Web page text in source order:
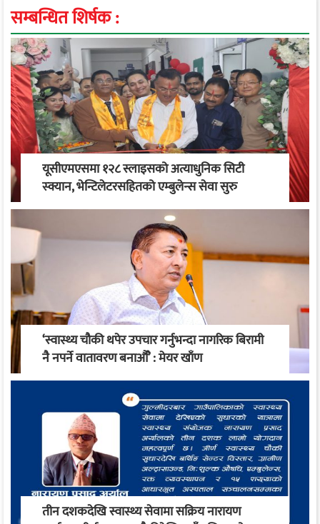
सम्बन्धित शिर्षक :
यूसीएमएसमा १२८ स्लाइसको अत्याधुनिक सिटी
स्क्यान, भेन्टिलेटरसहितको एम्बुलेन्स सेवा सुरु
‘स्वास्थ्य चौकी थपेर उपचार गर्नुभन्दा नागरिक बिरामी
नै नपर्ने वातावरण बनाऔँ’ : मेयर खाँण
तीन दशकदेखि स्वास्थ्य सेवामा सक्रिय नारायण